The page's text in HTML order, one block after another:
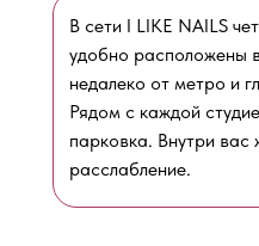
В сети I LIKE NAILS
удобно расположены
недалеко от метро и
Рядом с каждой
парковка. Внутри
расслабление.